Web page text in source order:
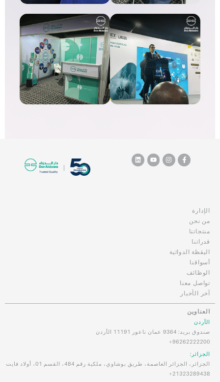
الإدارة
من نحن
منتجاتنا
قدراتنا
اليقظة الدوائية
أسواقنا
الوظائف
تواصل معنا
آخر الأخبار
العناوين
الأردن
صندوق بريد: 9364 عمان ناعور 11191 الأردن
96262222200+
الجزائر:
الجزائر، الجزائر العاصمة، طريق بوشاوي، ملكية رقم 484، القسم 01، أولاد فايت
21323289438+